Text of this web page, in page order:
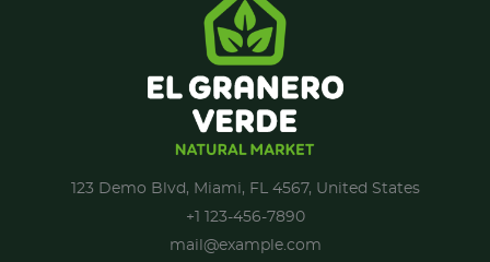
123 Demo Blvd, Miami, FL 4567, United States
+1 123-456-7890
mail@example.com